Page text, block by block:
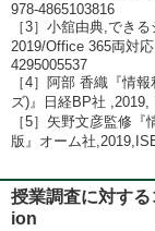
978-4865103816
［3］小舘由典,でき
2019/Office 365両対
4295005537
［4］阿部 香織『情
ズ)』日経BP社 ,2019,
［5］矢野文彦監修
版』オーム社
授業調査に対す
ion